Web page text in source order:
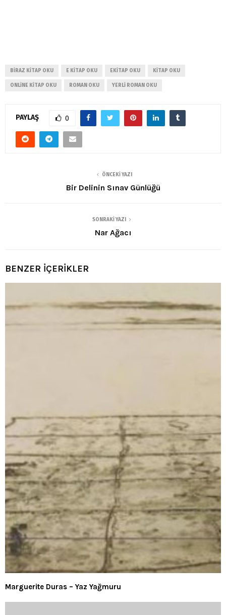
BIRAZ KITAP OKU E KITAP OKU EKITAP OKU KITAP OKU
ONLINE KITAP OKU ROMAN OKU YERLI ROMAN OKU
PAYLAŞ 0
ÖNCEKI YAZI
Bir Delinin Sınav Günlüğü
SONRAKI YAZI
Nar Ağacı
BENZER İÇERİKLER
Marguerite Duras – Yaz Yağmuru